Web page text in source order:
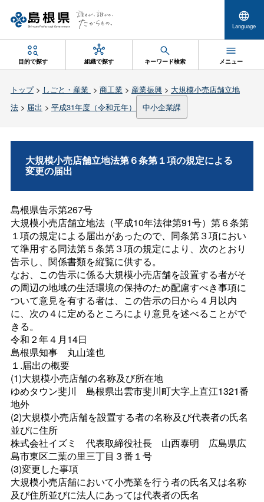
Language
目的で探す 組織で探す キーワード検索 メニュー
トップ> しごと・産業 > 商工業> 産業振興> 大規模小売店舗立地
法> 届出 > 平成31年度（令和元年） 中小企業課
大規模小売店舗立地法第６条第１項の規定による
変更の届出
島根県告示第267号
大規模小売店舗立地法（平成10年法律第91号）第６条第
１項の規定による届出があったので、同条第３項におい
て準用する同法第５条第３項の規定により、次のとおり
告示し、関係書類を縦覧に供する。
なお、この告示に係る大規模小売店舗を設置する者がそ
の周辺の地域の生活環境の保持のため配慮すべき事項に
ついて意見を有する者は、この告示の日から４月以内
に、次の４に定めるところにより意見を述べることがで
きる。
令和２年４月14日
島根県知事 丸山達也
１.届出の概要
(1)大規模小売店舗の名称及び所在地
ゆめタウン斐川 島根県出雲市斐川町大字上直江1321番
地外
(2)大規模小売店舗を設置する者の名称及び代表者の氏名
並びに住所
株式会社イズミ 代表取締役社長 山西泰明 広島県広
島市東区二葉の里三丁目３番１号
(3)変更した事項
大規模小売店舗において小売業を行う者の氏名又は名称
及び住所並びに法人にあっては代表者の氏名